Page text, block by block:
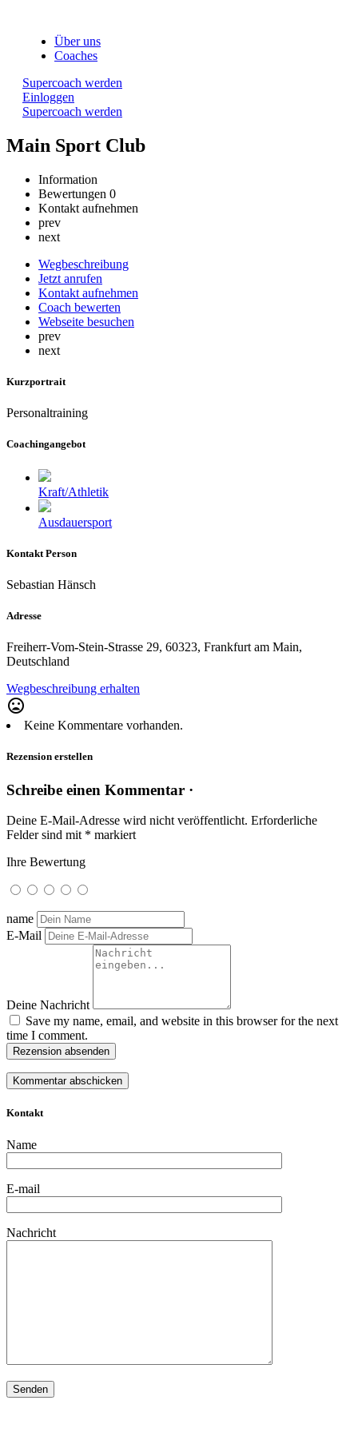
Über uns
Coaches
Supercoach werden
Einloggen
Supercoach werden
Main Sport Club
Information
Bewertungen 0
Kontakt aufnehmen
prev
next
Wegbeschreibung
Jetzt anrufen
Kontakt aufnehmen
Coach bewerten
Webseite besuchen
prev
next
Kurzportrait
Personaltraining
Coachingangebot
Kraft/Athletik
Ausdauersport
Kontakt Person
Sebastian Hänsch
Adresse
Freiherr-Vom-Stein-Strasse 29, 60323, Frankfurt am Main,
Deutschland
Wegbeschreibung erhalten
mood_bad
Keine Kommentare vorhanden.
Rezension erstellen
Schreibe einen Kommentar ·
Deine E-Mail-Adresse wird nicht veröffentlicht. Erforderliche
Felder sind mit * markiert
Ihre Bewertung
name
E-Mail
Deine Nachricht
Save my name, email, and website in this browser for the next
time I comment.
Rezension absenden
Kontakt
Name
E-mail
Nachricht